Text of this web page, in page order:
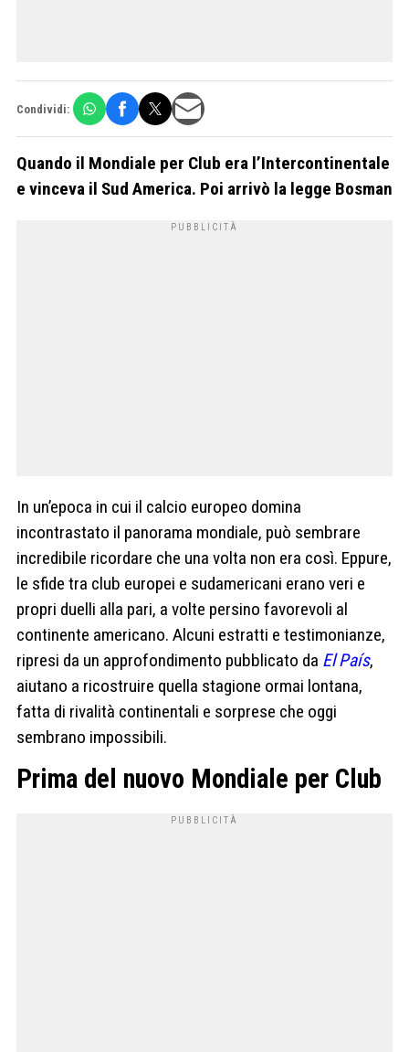
Condividi:
Quando il Mondiale per Club era l’Intercontinentale
e vinceva il Sud America. Poi arrivò la legge Bosman
In un’epoca in cui il calcio europeo domina
incontrastato il panorama mondiale, può sembrare
incredibile ricordare che una volta non era così. Eppure,
le sfide tra club europei e sudamericani erano veri e
propri duelli alla pari, a volte persino favorevoli al
continente americano. Alcuni estratti e testimonianze,
ripresi da un approfondimento pubblicato da El País,
aiutano a ricostruire quella stagione ormai lontana,
fatta di rivalità continentali e sorprese che oggi
sembrano impossibili.
Prima del nuovo Mondiale per Club